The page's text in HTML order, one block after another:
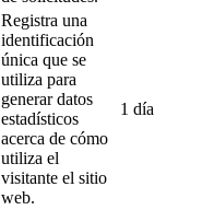
Registra una
identificación
única que se
utiliza para
generar datos
estadísticos
acerca de cómo
utiliza el
visitante el sitio
web.
1 día